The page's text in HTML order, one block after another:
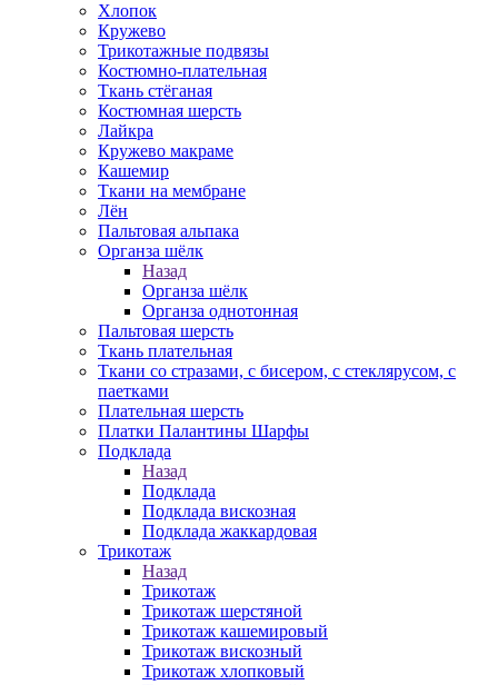
Хлопок
Кружево
Трикотажные подвязы
Костюмно-плательная
Ткань стёганая
Костюмная шерсть
Лайкра
Кружево макраме
Кашемир
Ткани на мембране
Лён
Пальтовая альпака
Органза шёлк
Назад
Органза шёлк
Органза однотонная
Пальтовая шерсть
Ткань плательная
Ткани со стразами, с бисером, с стеклярусом, с
паетками
Плательная шерсть
Платки Палантины Шарфы
Подклада
Назад
Подклада
Подклада вискозная
Подклада жаккардовая
Трикотаж
Назад
Трикотаж
Трикотаж шерстяной
Трикотаж кашемировый
Трикотаж вискозный
Трикотаж хлопковый